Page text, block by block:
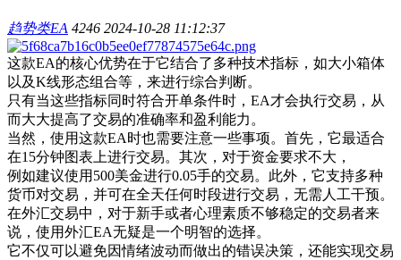
趋势类EA 4246 2024-10-28 11:12:37
这款EA的核心优势在于它结合了多种技术指标，如大小箱体
以及K线形态组合等，来进行综合判断。
只有当这些指标同时符合开单条件时，EA才会执行交易，从
而大大提高了交易的准确率和盈利能力。
当然，使用这款EA时也需要注意一些事项。首先，它最适合
在15分钟图表上进行交易。其次，对于资金要求不大，
例如建议使用500美金进行0.05手的交易。此外，它支持多种
货币对交易，并可在全天任何时段进行交易，无需人工干预。
在外汇交易中，对于新手或者心理素质不够稳定的交易者来
说，使用外汇EA无疑是一个明智的选择。
它不仅可以避免因情绪波动而做出的错误决策，还能实现交易